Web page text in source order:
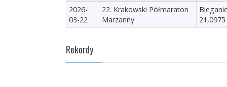
2026-
03-22
22. Krakowski Półmaraton
Marzanny
Rekordy